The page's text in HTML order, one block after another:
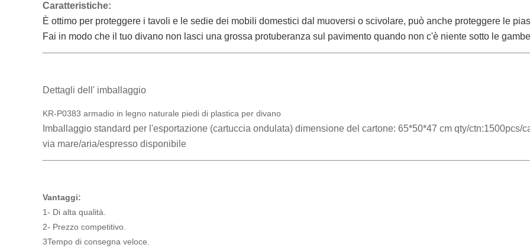
Caratteristiche:
È ottimo per proteggere i tavoli e le sedie dei mobili domestici dal muoversi o scivolare, può anche proteggere le
Fai in modo che il tuo divano non lasci una grossa protuberanza sul pavimento quando non c'è niente sotto le
Dettagli dell' imballaggio
KR-P0383 armadio in legno naturale piedi di plastica per divano
Imballaggio standard per l'esportazione (cartuccia ondulata) dimensione del cartone: 65*50*47 cm qty/ctn:1500pcs/
via mare/aria/espresso disponibile
Vantaggi:
1- Di alta qualità.
2- Prezzo competitivo.
3Tempo di consegna veloce.